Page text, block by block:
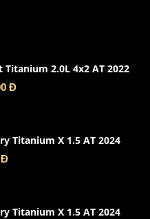
Titanium 2.0L 4x2 AT 2022
Đ
Titanium X 1.5 AT 2024
Đ
Titanium X 1.5 AT 2024